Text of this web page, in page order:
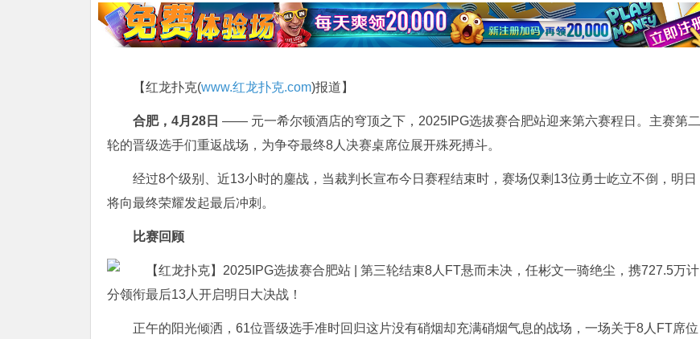
【红龙扑克(www.红龙扑克.com)报道】
合肥，4月28日 —— 元一希尔顿酒店的穹顶之下，2025IPG选拔赛合肥站迎来第六赛程日。主赛第二
轮的晋级选手们重返战场，为争夺最终8人决赛桌席位展开殊死搏斗。
经过8个级别、近13小时的鏖战，当裁判长宣布今日赛程结束时，赛场仅剩13位勇士屹立不倒，明日
将向最终荣耀发起最后冲刺。
比赛回顾
正午的阳光倾洒，61位晋级选手准时回归这片没有硝烟却充满硝烟气息的战场，一场关于8人FT席位